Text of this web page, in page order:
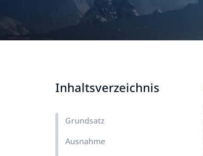
Inhaltsverzeichnis
Grundsatz
Ausnahme